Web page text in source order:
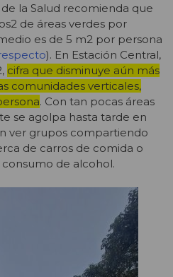
la Salud recomienda que
2 de áreas verdes por
es de 5 m2 por persona
). En Estación Central,
, cifra que disminuye aún más
comunidades verticales,
. Con tan pocas áreas
se agolpa hasta tarde en
ver grupos compartiendo
de carros de comida o
de alcohol.